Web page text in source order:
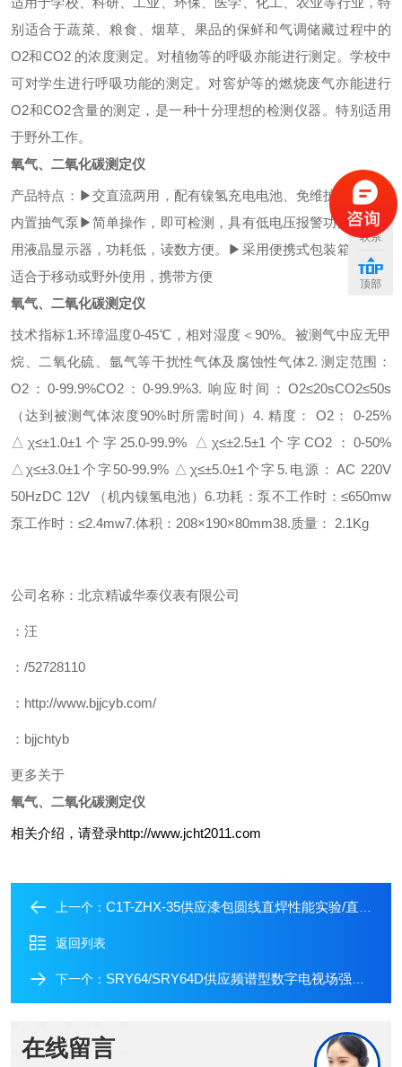
别适合于蔬菜、粮食、烟草、果品的保鲜和气调储藏过程中的
O2和CO2 的浓度测定。对植物等的呼吸亦能进行测定。学校中
可对学生进行呼吸功能的测定。对窖炉等的燃烧废气亦能进行
O2和CO2含量的测定，是一种十分理想的检测仪器。特别适用
于野外工作。
氧气、二氧化碳测定仪
产品特点： ▶交直流两用，配有镍氢充电电池、免维护充电器、
内置抽气泵▶简单操作，即可检测，具有低电压报警功能，▶采
用液晶显示器，功耗低，读数方便。 ▶ 采用便携式包装箱，特别
适合于移动或野外使用，携带方便
氧气、二氧化碳测定仪
技术指标1.环璋温度0-45℃ ，相对湿度＜ 90%。被测气中应无甲
烷、二氧化硫、氩气等干扰性气体及腐蚀性气体2.测定范围：
O2 ： 0-99.9%CO2： 0-99.9%3. 响应时间：O2≤20sCO2≤50s
（达到被测气体浓度90%时所需时间） 4. 精度： O2 ：
0-25%
△χ≤±1.0±1 个字 25.0-99.9% △χ≤±2.5±1 个字CO2 ：0-50%
△χ≤±3.0±1 个字50-99.9% △ χ≤±5.0±1 个字 5. 电源： AC 220V
50HzDC 12V （机内镍氢电池） 6.功耗： 泵不工作时： ≤650mw
泵工作时： ≤2.4mw7.体积： 208×190×80mm38.质量： 2.1Kg
公司名称：北京精诚华泰仪表有限公司
：汪
：/52728110
：http://www.bjjcyb.com/
：bjjchtyb
更多关于
氧气、二氧化碳测定仪
相关介绍，请登录http://www.jcht2011.com
上一个： C1T-ZHX-35供应漆包圆线直焊性能实验/直焊性试验仪厂家
返回列表
下一个： SRY64/SRY64D供应频谱型数字电视场强仪/手持式频谱场强仪价格
在线留言
联系
顶部